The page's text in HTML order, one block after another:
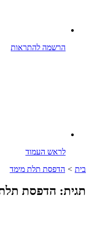
הרשמה להתראות
לראש העמוד
בית > הדפסת תלת מימד
תגית: הדפסת